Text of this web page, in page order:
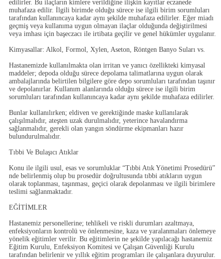
edilirler. Bu ilaçların kimlere verildiğine ilişkin kayıtlar eczanede
muhafaza edilir. İlgili birimde olduğu sürece ise ilgili birim sorumluları
tarafından kullanıncaya kadar aynı şekilde muhafaza edilirler. Eğer miadı
geçmiş veya kullanıma uygun olmayan ilaçlar olduğunda değiştirilmesi
veya imhası için başeczacı ile irtibata geçilir ve genel hükümler uygulanır.
Kimyasallar: Alkol, Formol, Xylen, Aseton, Röntgen Banyo Suları vs.
Hastanemizde kullanılmakta olan irritan ve yanıcı özellikteki kimyasal
maddeler; depoda olduğu sürece depolama talimatlarına uygun olarak
ambalajlarında belirtilen bilgilere göre depo sorumluları tarafından taşınır
ve depolanırlar. Kullanım alanlarında olduğu sürece ise ilgili birim
sorumluları tarafından kullanıncaya kadar aynı şekilde muhafaza edilirler.
Bunlar kullanılırken; eldiven ve gerektiğinde maske kullanılarak
çalışılmalıdır, ateşten uzak durulmalıdır, yeterince havalandırma
sağlanmalıdır, gerekli olan yangın söndürme ekipmanları hazır
bulundurulmalıdır.
Tıbbi Ve Bulaşıcı Atıklar
Konu ile ilgili usul, esas ve sorumluklar “Tıbbi Atık Yönetimi Prosedürü”
nde belirlenmiş olup bu prosedür doğrultusunda tıbbi atıkların uygun
olarak toplanması, taşınması, geçici olarak depolanması ve ilgili birimlere
teslimi sağlanmaktadır.
EĞİTİMLER
Hastanemiz personellerine; tehlikeli ve riskli durumları azaltmaya,
enfeksiyonların kontrolü ve önlenmesine, kaza ve yaralanmaları önlemeye
yönelik eğitimler verilir. Bu eğitimlerin ne şekilde yapılacağı hastanemiz
Eğitim Kurulu, Enfeksiyon Komitesi ve Çalışan Güvenliği Kurulu
tarafından belirlenir ve yıllık eğitim programları ile çalışanlara duyurulur.